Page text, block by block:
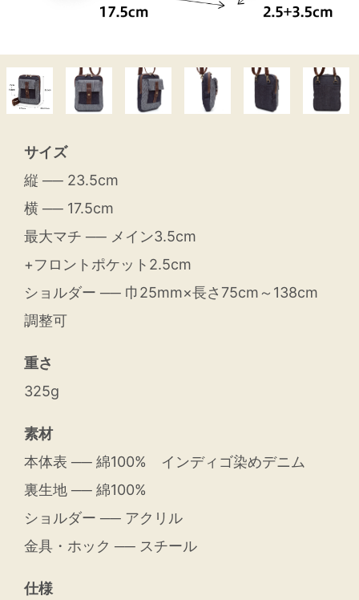
サイズ
縦 ── 23.5cm
横 ── 17.5cm
最大マチ ── メイン3.5cm
+フロントポケット2.5cm
ショルダー ── 巾25mm×長さ75cm～138cm
調整可
重さ
325g
素材
本体表 ── 綿100% インディゴ染めデニム
裏生地 ── 綿100%
ショルダー ── アクリル
金具・ホック ── スチール
仕様